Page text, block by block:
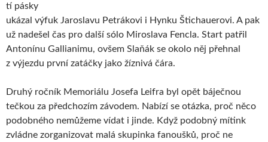
tí pásky
ukázal výfuk Jaroslavu Petrákovi i Hynku Štichauerovi. A pak
už nadešel čas pro další sólo Miroslava Fencla. Start patřil
Antonínu Gallianimu, ovšem Slaňák se okolo něj přehnal
z výjezdu první zatáčky jako žíznivá čára.
Druhý ročník Memoriálu Josefa Leifra byl opět báječnou
tečkou za předchozím závodem. Nabízí se otázka, proč něco
podobného nemůžeme vídat i jinde. Když podobný mítink
zvládne zorganizovat malá skupinka fanoušků, proč ne